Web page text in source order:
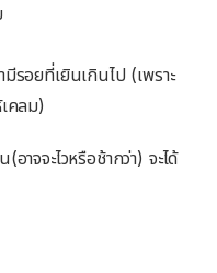
รอยที่เยินเกินไป (เพราะ
คลม)
อาจจะไวหรือช้ากว่า) จะได้